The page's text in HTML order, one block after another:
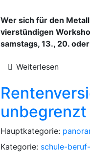
Wer sich für den
vierstündigen
samstags, 13., 20.
Weiterlesen
Hauptkategorie:
Kategorie: schule-